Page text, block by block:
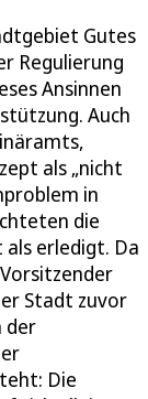
Gutes
Regulierung
Ansinnen
Auch
als „nicht
in
die
erledigt. Da
Stadt zuvor
der
Die